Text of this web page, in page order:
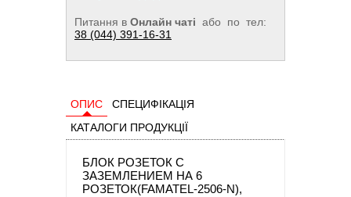
Питання в Онлайн чаті або по тел:
38 (044) 391-16-31
ОПИС
СПЕЦИФІКАЦІЯ
КАТАЛОГИ ПРОДУКЦІЇ
БЛОК РОЗЕТОК С
ЗАЗЕМЛЕНИЕМ НА 6
РОЗЕТОК(FAMATEL-2506-N),